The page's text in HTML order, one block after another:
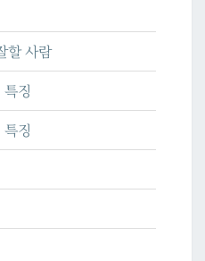
할 사람
징
징